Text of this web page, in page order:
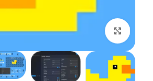
بزرگنمایی تصویر